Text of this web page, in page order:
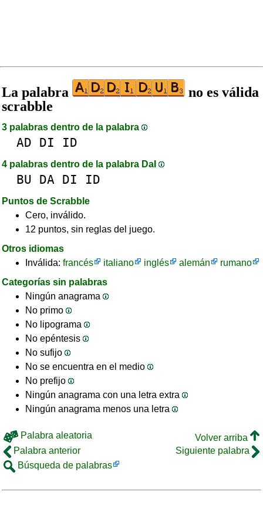
La palabra
no es válida
scrabble
3 palabras dentro de la palabra
AD DI ID
4 palabras dentro de la palabra DaI
BU DA DI ID
Puntos de Scrabble
Cero, inválido.
12 puntos, sin reglas del juego.
Otros idiomas
Inválida: francés italiano inglés alemán
rumano
Categorías sin palabras
Ningún anagrama
No primo
No lipograma
No epéntesis
No sufijo
No se encuentra en el medio
No prefijo
Ningún anagrama con una letra extra
Ningún anagrama menos una letra
Palabra aleatoria
Volver arriba
Palabra anterior
Siguiente palabra
Búsqueda de palabras